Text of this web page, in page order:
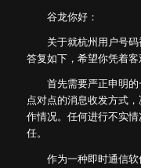
谷龙你好：
关于就杭州用户号码
答复如下，希望你凭着客
首先需要严正申明的
点对点的消息收发方式
作情况。任何进行不实
任。
作为一种即时通信软